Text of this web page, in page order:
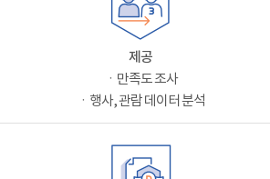
제공
ㆍ만족도 조사
ㆍ행사, 관람 데이터 분석